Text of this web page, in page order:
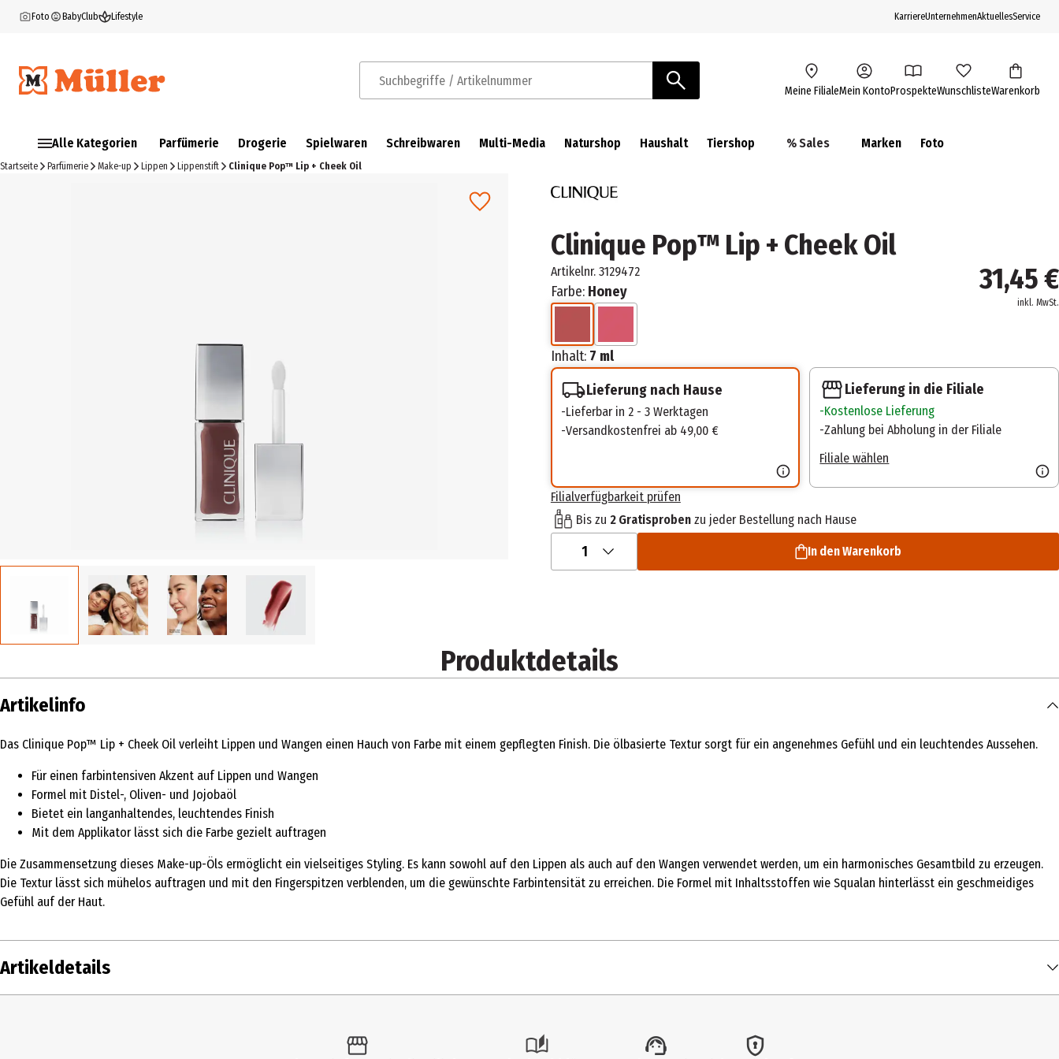
Foto BabyClub Lifestyle KarriereUnternehmenAktuellesService
Suchbegriffe / Artikelnummer Meine FilialeMein KontoProspekteWunschlisteWarenkorb
Alle Kategorien Parfümerie Drogerie Spielwaren Schreibwaren Multi-Media Naturshop Haushalt Tiershop % Sales Marken Foto
Startseite Parfümerie Make-up Lippen Lippenstift Clinique Pop™ Lip + Cheek Oil
Clinique Pop™ Lip + Cheek Oil
Artikelnr. 3129472
Farbe: Honey
Inhalt: 7 ml
31,45 €
inkl. MwSt.
Lieferung nach Hause
Lieferbar in 2 - 3 Werktagen
Versandkostenfrei ab 49,00 €
Lieferung in die Filiale
Kostenlose Lieferung
Zahlung bei Abholung in der Filiale
Filiale wählen
Filialverfügbarkeit prüfen
Bis zu 2 Gratisprobenzu jeder Bestellung nach Hause
1 In den Warenkorb
Produktdetails
Artikelinfo
Das Clinique Pop™ Lip + Cheek Oil verleiht Lippen und Wangen einen Hauch von Farbe mit einem gepflegten Finish. Die ölbasierte Textur sorgt für ein angenehmes Gefühl und ein leuchtendes Aussehen.
Für einen farbintensiven Akzent auf Lippen und Wangen
Formel mit Distel-, Oliven- und Jojobaöl
Bietet ein langanhaltendes, leuchtendes Finish
Mit dem Applikator lässt sich die Farbe gezielt auftragen
Die Zusammensetzung dieses Make-up-Öls ermöglicht ein vielseitiges Styling. Es kann sowohl auf den Lippen als auch auf den Wangen verwendet werden, um ein harmonisches Gesamtbild zu erzeugen.
Die Textur lässt sich mühelos auftragen und mit den Fingerspitzen verblenden, um die gewünschte Farbintensität zu erreichen. Die Formel mit Inhaltsstoffen wie Squalan hinterlässt ein geschmeidiges
Gefühl auf der Haut.
Artikeldetails